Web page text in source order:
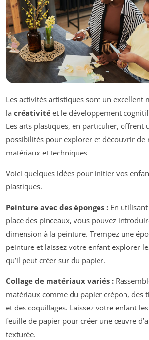
Les activités artistiques sont un excellent
la créativité et le développement
Les arts plastiques, en particulier, offrent
possibilités pour explorer et découvrir de
matériaux et techniques.
Voici quelques idées pour initier vos
plastiques.
Peinture avec des éponges : En
place des pinceaux, vous pouvez
dimension à la peinture. Trempez une
peinture et laissez votre enfant explorer
qu’il peut créer sur du papier.
Collage de matériaux variés :
matériaux comme du papier crépon, des
et des coquillages. Laissez votre enfant
feuille de papier pour créer une œuvre
texturée.